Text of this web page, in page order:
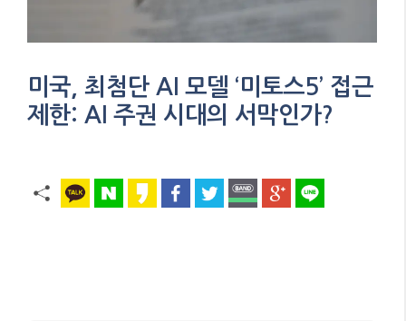
미국, 최첨단 AI 모델 ‘미토스5’ 접근
제한: AI 주권 시대의 서막인가?